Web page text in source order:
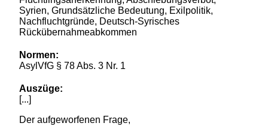
Syrien, Grundsätzliche Bedeutung, Exilpolitik,
Nachfluchtgründe, Deutsch-Syrisches
Rückübernahmeabkommen
Normen:
AsylVfG § 78 Abs. 3 Nr. 1
Auszüge:
[...]
Der aufgeworfenen Frage,